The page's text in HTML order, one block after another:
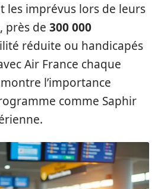
les imprévus lors de leurs
près de 300 000
réduite ou handicapés
Air France chaque
l’importance
comme Saphir